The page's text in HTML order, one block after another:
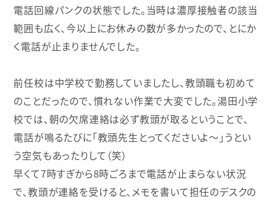
電話回線パンクの状態でした。当時は濃厚接触者の該当
範囲も広く、今以上にお休みの数が多かったので、とにか
く電話が止まりませんでした。
前任校は中学校で勤務していましたし、教頭職も初めて
のことだったので、慣れない作業で大変でした。湯田小学
校では、朝の欠席連絡は必ず教頭が取るということで、
電話が鳴るたびに「教頭先生とってくださいよ〜」うとい
う空気もあったりして（笑）
早くて7時すぎから8時ごろまで電話が止まらない状況
で、教頭が連絡を受けると、メモを書いて担任のデスクの